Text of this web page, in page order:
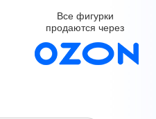
Все фигурки
продаются через